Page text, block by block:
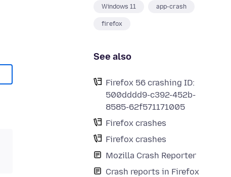
Windows 11 app-crash
firefox
See also
Firefox 56 crashing ID:
500dddd9-c392-452b-
8585-62f571171005
Firefox crashes
Firefox crashes
Mozilla Crash Reporter
Crash reports in Firefox